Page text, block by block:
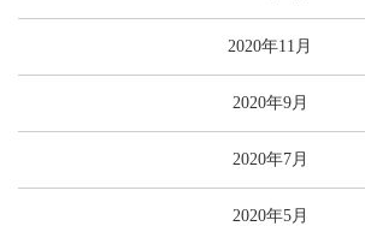
2020年11月
2020年9月
2020年7月
2020年5月